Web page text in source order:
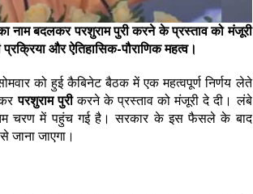
नाम बदलकर परशुराम पुरी करने के प्रस्ताव को मंजूरी
और ऐतिहासिक-पौराणिक महत्व।
को हुई कैबिनेट बैठक में एक महत्वपूर्ण निर्णय लेते
परशुराम पुरीकरने के प्रस्ताव को मंजूरी दे दी। लंबे
चरण में पहुंच गई है। सरकार के इस फैसले के बाद
जाना जाएगा।